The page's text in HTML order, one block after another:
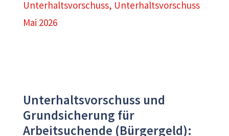
Unterhaltsvorschuss, Unterhaltsvorschuss
Mai 2026
Unterhaltsvorschuss und
Grundsicherung für
Arbeitsuchende (Bürgergeld):